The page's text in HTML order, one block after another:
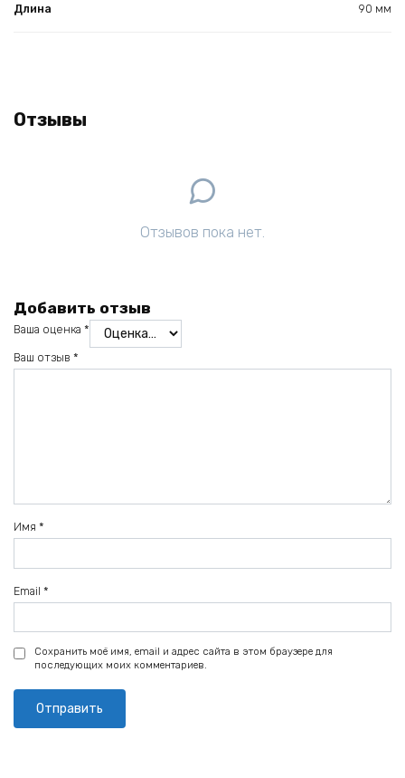
Длина 90 мм
Отзывы
Отзывов пока нет.
Добавить отзыв
Ваша оценка *
Ваш отзыв *
Имя *
Email *
Сохранить моё имя, email и адрес сайта в этом браузере для
последующих моих комментариев.